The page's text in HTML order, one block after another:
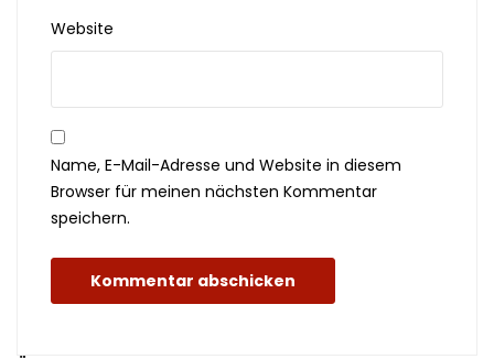
Website
Name, E-Mail-Adresse und Website in diesem
Browser für meinen nächsten Kommentar
speichern.